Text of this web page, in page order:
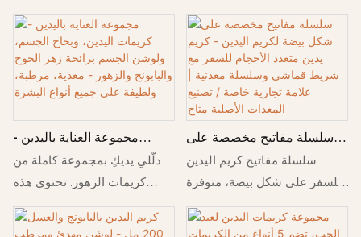
سعة 80 مل. غني بمكونات
مرطبة، يساعد هذا الكريم
الخفيف على تغذية البشرة
الجافة ويترك اليدين ناعمتين
ومنتعشتين وغير دهنيتين.
مجموعة العناية باليدين -
كريمات اليدين، وبخاخ الجسم،
ولوشن الجسم برائحة زهر
مغذية، مرطبة، ولطيفة على
دلّلي يديكِ بمجموعة كاملة من
كريمات الزهور. تحتوي هذه
المجموعة على أربعة أنابيب سعة
30 مل من أفضل كريمات اليد
سلسلة مفاتيح مخصصة على
شكل بيضة لكريم اليدين - كريم
يدين متعدد الأحجام للسفر مع
| علامة تجارية خاصة / تصنيع
سلسلة مفاتيح كريم اليدين
للسفر على شكل بيضة، متوفرة
بأحجام 30/50/80 مل، مع شريط
قماشي أو سلسلة معدنية. خدمة